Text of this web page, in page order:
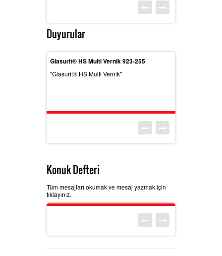
Duyurular
Glasurit® HS Multi Vernik 923-255
"Glasurit® HS Multi Vernik"
Konuk Defteri
Tüm mesajları okumak ve mesaj yazmak için
tıklayınız.